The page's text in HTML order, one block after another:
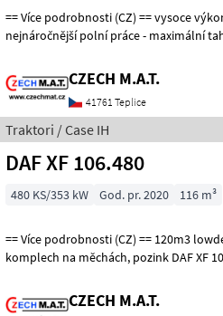
== Více podrobnosti (CZ) == vysoce výkonný pásový traktor pro
nejnáročnější polní práce - maximální
CZECH M.A.T.
41761 Teplice
Traktori / Case IH
DAF XF 106.480
480 KS/353 kW God. pr. 2020 116 m³
== Více podrobnosti (CZ) == 120m3 lowdeck souprava průjezdná
komplech na měchách, pozink DAF XF 106.480 SUPERSPACECAB valník
CZECH M.A.T.